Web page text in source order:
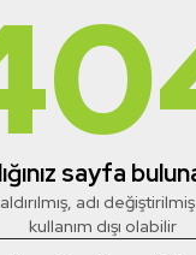
sayfa
adı
kullanım dışı olabilir